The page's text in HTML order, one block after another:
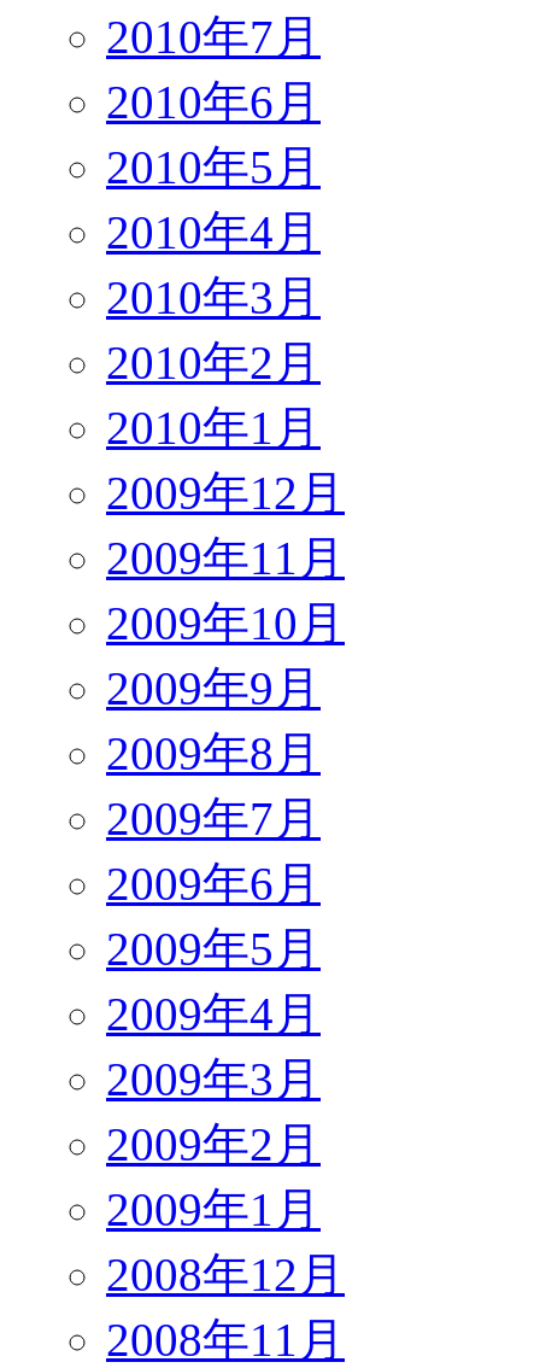
2010年7月
2010年6月
2010年5月
2010年4月
2010年3月
2010年2月
2010年1月
2009年12月
2009年11月
2009年10月
2009年9月
2009年8月
2009年7月
2009年6月
2009年5月
2009年4月
2009年3月
2009年2月
2009年1月
2008年12月
2008年11月